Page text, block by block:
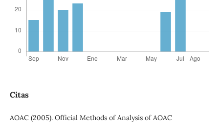
Citas
AOAC (2005). Official Methods of Analysis of AOAC